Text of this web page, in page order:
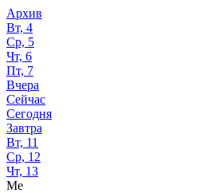
Архив
Вт, 4
Ср, 5
Чт, 6
Пт, 7
Вчера
Сейчас
Сегодня
Завтра
Вт, 11
Ср, 12
Чт, 13
Me